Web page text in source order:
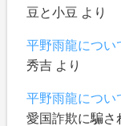
豆と小豆 より
平野雨龍につ
秀吉より
平野雨龍につ
愛国詐欺に騙さ